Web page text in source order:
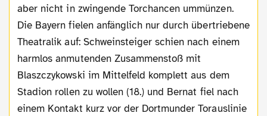
aber nicht in zwingende Torchancen ummünzen.
Die Bayern fielen anfänglich nur durch übertriebene
Theatralik auf: Schweinsteiger schien nach einem
harmlos anmutenden Zusammenstoß mit
Blaszczykowski im Mittelfeld komplett aus dem
Stadion rollen zu wollen (18.) und Bernat fiel nach
einem Kontakt kurz vor der Dortmunder Torauslinie